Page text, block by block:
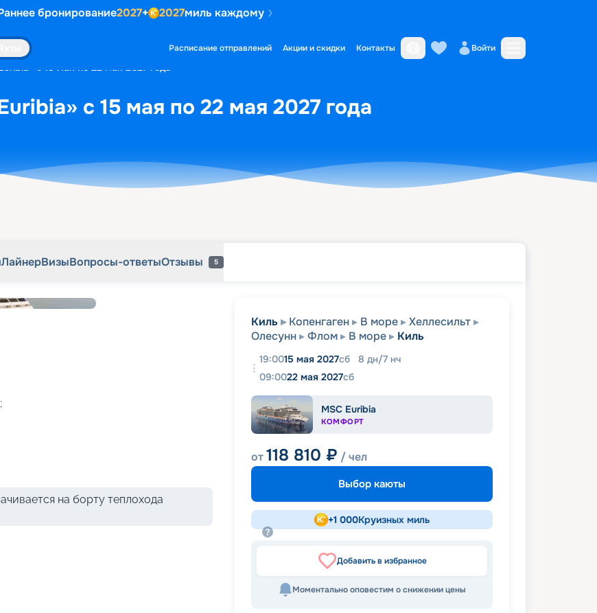
бронирование2027+ 2027миль каждому
Расписание отправлений Акции и скидки Контакты Войти
с 15 мая по 22 мая 2027 года
с 15 мая по 22 мая 2027 года
ЛайнерВизыВопросы-ответыОтзывы 5
на борту теплохода
Киль Копенгаген В море
Хеллесильт
Олесунн
Флом В море Киль
19:0015 мая 2027сб 8 дн/7 нч
09:0022 мая 2027сб
MSC Euribia
КОМФОРТ
от118 810 ₽ / чел
Выбор каюты
+1 000Круизных миль
Добавить в избранное
Моментально оповестим о снижении цены